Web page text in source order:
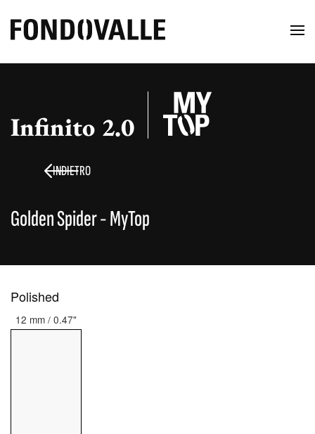
INDIETRO
Infinito 2.0
Golden Spider - MyTop
Polished
12 mm / 0.47"